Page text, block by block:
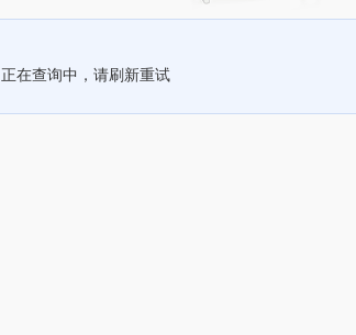
正在查询中，请刷新重试